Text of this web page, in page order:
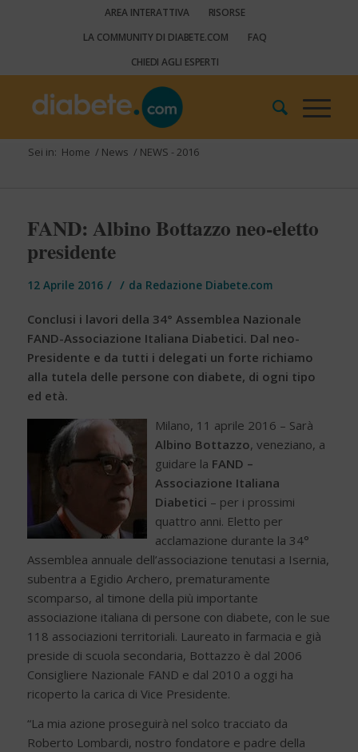
AREA INTERATTIVA
RISORSE
LA COMMUNITY DI DIABETE.COM
FAQ
CHIEDI AGLI ESPERTI
Sei in: Home / News / NEWS - 2016
FAND: Albino Bottazzo neo-eletto
presidente
12 Aprile 2016 / / da Redazione Diabete.com
Conclusi i lavori della 34° Assemblea Nazionale
FAND-Associazione Italiana Diabetici. Dal neo-
Presidente e da tutti i delegati un forte richiamo
alla tutela delle persone con diabete, di ogni tipo
ed età.
Milano, 11 aprile 2016 – Sarà
Albino Bottazzo, veneziano, a
guidare la FAND –
Associazione Italiana
Diabetici – per i prossimi
quattro anni. Eletto per
acclamazione durante la 34°
Assemblea annuale dell’associazione tenutasi a Isernia,
subentra a Egidio Archero, prematuramente
scomparso, al timone della più importante
associazione italiana di persone con diabete, con le sue
118 associazioni territoriali. Laureato in farmacia e già
preside di scuola secondaria, Bottazzo è dal 2006
Consigliere Nazionale FAND e dal 2010 a oggi ha
ricoperto la carica di Vice Presidente.
“La mia azione proseguirà nel solco tracciato da
Roberto Lombardi, nostro fondatore e padre della